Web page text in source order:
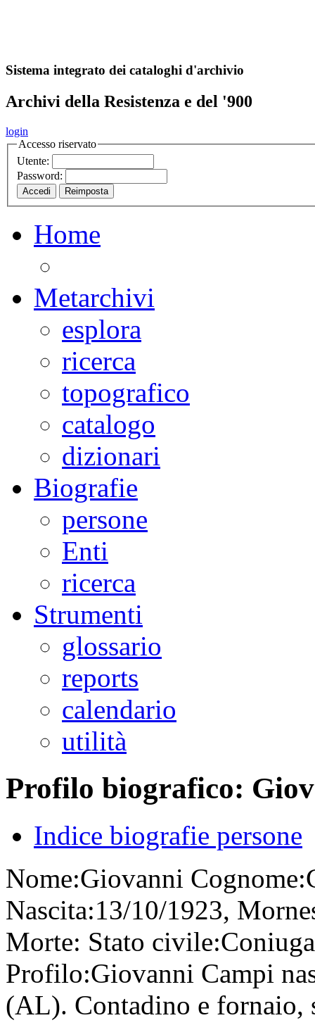
Sistema integrato dei cataloghi d'archivio
Archivi della Resistenza e del '900
login
Accesso riservato
Utente:
Password:
Home
Metarchivi
esplora
ricerca
topografico
catalogo
dizionari
Biografie
persone
Enti
ricerca
Strumenti
glossario
reports
calendario
utilità
Profilo biografico:
Indice biografie persone
Nome:Giovanni Cognome:
Nascita:13/10/1923,
Morte: Stato civile:
Profilo:Giovanni Campi
(AL). Contadino e fornaio,